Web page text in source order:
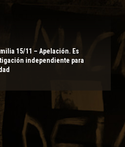
15/11 – Apelación. Es
independiente para